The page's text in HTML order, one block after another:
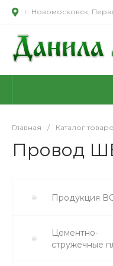
г. Новомосковск,
Главная / Каталог
Провод
Продукция
Цементно-
стружечные